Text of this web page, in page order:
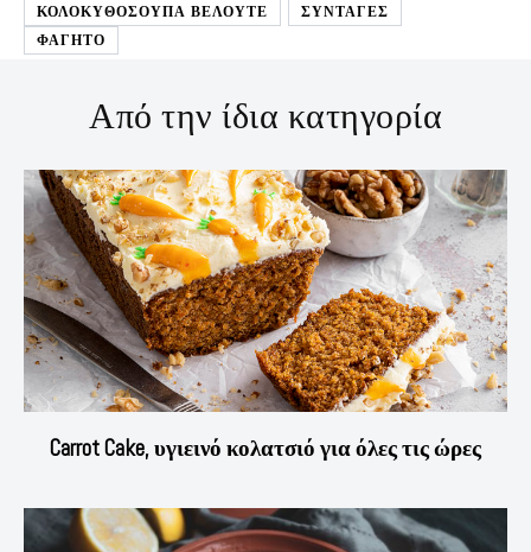
ΚΟΛΟΚΥΘΟΣΟΥΠΑ ΒΕΛΟΥΤΕ
ΣΥΝΤΑΓΕΣ
ΦΑΓΗΤΟ
Από την ίδια κατηγορία
Carrot Cake, υγιεινό κολατσιό για όλες τις ώρες